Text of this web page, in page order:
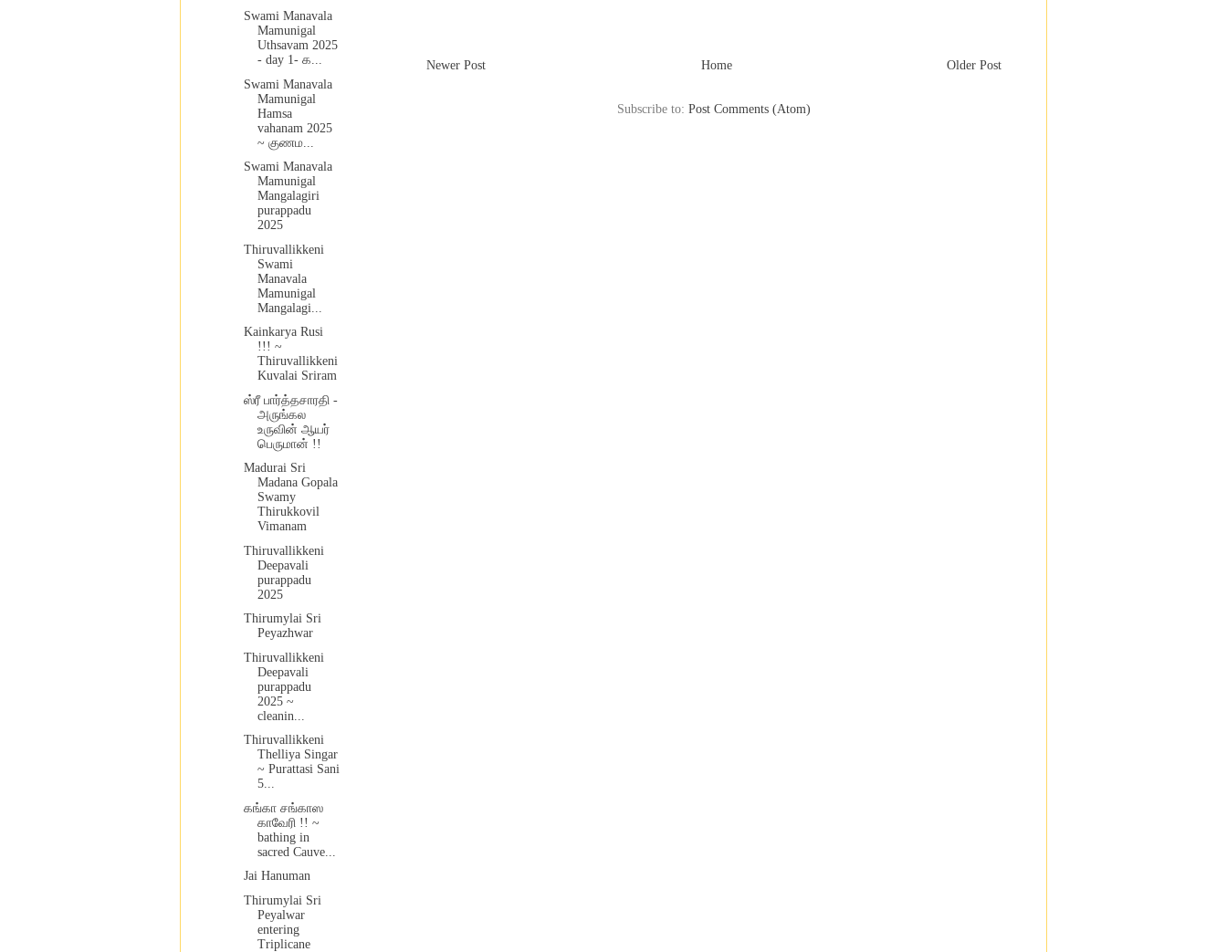
Newer Post Older Post
Home
Subscribe to: Post Comments (Atom)
Swami Manavala
Mamunigal
Uthsavam 2025
- day 1- க...
Swami Manavala
Mamunigal
Hamsa
vahanam 2025
~ குணம...
Swami Manavala
Mamunigal
Mangalagiri
purappadu
2025
Thiruvallikkeni
Swami
Manavala
Mamunigal
Mangalagi...
Kainkarya Rusi
!!! ~
Thiruvallikkeni
Kuvalai Sriram
ஸ்ரீ பார்த்தசாரதி -
அருங்கல
உருவின் ஆயர்
பெருமான் !!
Madurai Sri
Madana Gopala
Swamy
Thirukkovil
Vimanam
Thiruvallikkeni
Deepavali
purappadu
2025
Thirumylai Sri
Peyazhwar
Thiruvallikkeni
Deepavali
purappadu
2025 ~
cleanin...
Thiruvallikkeni
Thelliya Singar
~ Purattasi Sani
5...
கங்கா சங்காஸ
காவேரி !! ~
bathing in
sacred Cauve...
Jai Hanuman
Thirumylai Sri
Peyalwar
entering
Triplicane